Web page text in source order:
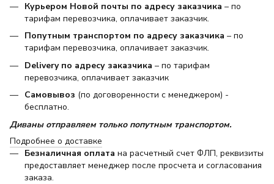
Курьером Новой почты по адресу заказчика – по
тарифам перевозчика, оплачивает заказчик.
Попутным транспортом по адресу заказчика – по
тарифам перевозчика, оплачивает заказчик.
Delivery по адресу заказчика – по тарифам
перевозчика, оплачивает заказчик
Самовывоз (по договоренности с менеджером) -
бесплатно.
Диваны отправляем только попутным транспортом.
Подробнее о доставке
Безналичная оплата на расчетный счет ФЛП, реквизиты
предоставляет менеджер после просчета и согласования
заказа.